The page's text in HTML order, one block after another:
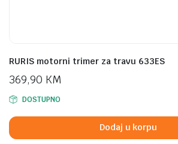
RURIS motorni trimer za travu 633ES
369,90 KM
DOSTUPNO
Dodaj u korpu